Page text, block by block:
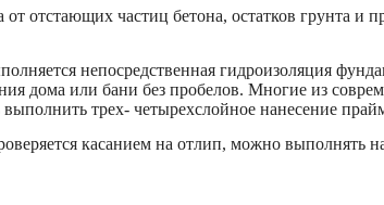
отстающих частиц бетона, остатков грунта
непосредственная гидроизоляция
дома или бани без пробелов. Многие из
трех- четырехслойное нанесение
касанием на отлип, можно выполнять